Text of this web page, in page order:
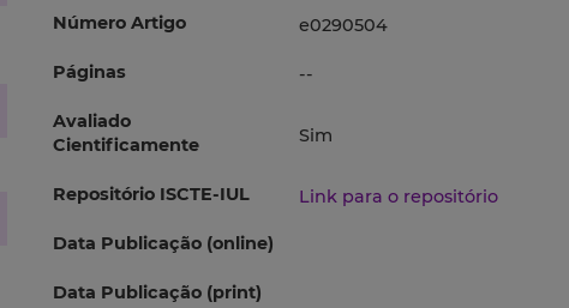
Número Artigo e0290504
Páginas --
Avaliado
Cientificamente
Sim
Repositório ISCTE-IUL Link para o repositório
Data Publicação (online)
Data Publicação (print)